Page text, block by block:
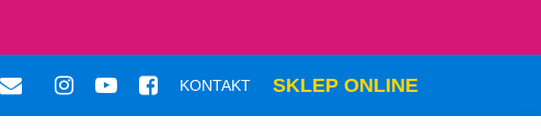
SKLEP ONLINE
KONTAKT